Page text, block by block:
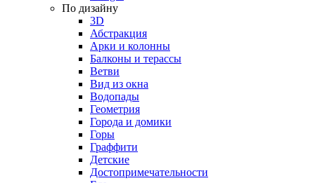
По дизайну
3D
Абстракция
Арки и колонны
Балконы и терассы
Ветви
Вид из окна
Водопады
Геометрия
Города и домики
Горы
Граффити
Детские
Достопримечательности